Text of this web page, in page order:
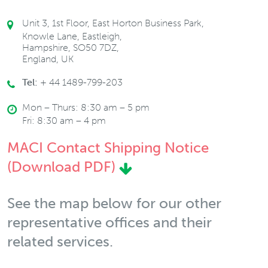
Unit 3, 1st Floor, East Horton Business Park,
Knowle Lane, Eastleigh,
Hampshire, SO50 7DZ,
England, UK
Tel: + 44 1489-799-203
Mon – Thurs: 8:30 am – 5 pm
Fri: 8:30 am – 4 pm
MACI Contact Shipping Notice
(Download PDF)
See the map below for our other
representative offices and their
related services.